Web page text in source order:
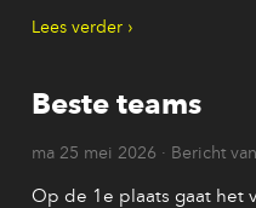
Lees verder
Beste teams
ma 25 mei 2026 · Bericht
Op de 1e plaats gaat het